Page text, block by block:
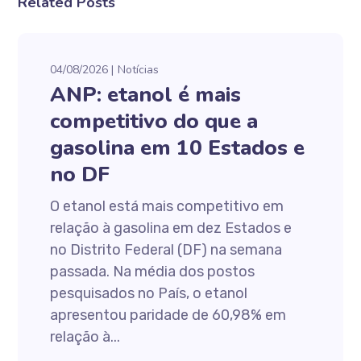
04/08/2026 Notícias
ANP: etanol é mais
competitivo do que a
gasolina em 10 Estados e
no DF
O etanol está mais competitivo em
relação à gasolina em dez Estados e
no Distrito Federal (DF) na semana
passada. Na média dos postos
pesquisados no País, o etanol
apresentou paridade de 60,98% em
relação à...